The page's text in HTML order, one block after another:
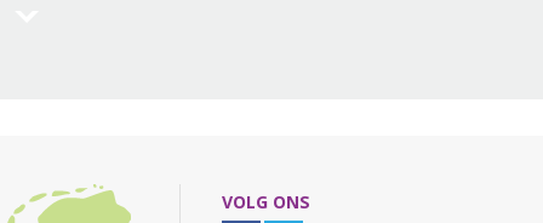
VOLG ONS